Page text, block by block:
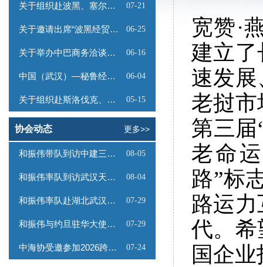
关于组织赴波黑、塞尔维亚商务考察的函 07-21
关于邀请出席“波黑经贸投资推介会”的函 06-25
关于举办中巴商务洽谈会的通知 06-16
中国（武汉）—秘鲁经贸合作推介会邀请函 06-04
关于组织赴斯洛伐克、奥地利商务考察的函 05-15
协会动态 更多>>
和振伟带队到访中建三局数字工程有限公司 08-05
和振伟率队到访武汉天源集团 08-04
和振伟率队赴湖北武汉调研 07-29
和振伟与约旦驻华大使会谈 07-29
中海协受邀参加2026跨境能源矿产出海专题路演会 07-24
宽赞·
建立
速发
老挝市
第三
老命
路”标
路运
代。希
国企